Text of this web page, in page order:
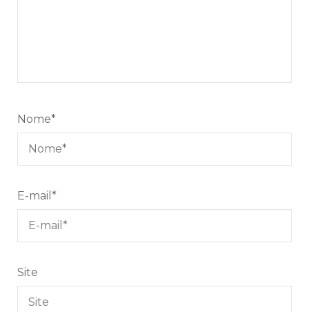
Nome*
E-mail *
Site